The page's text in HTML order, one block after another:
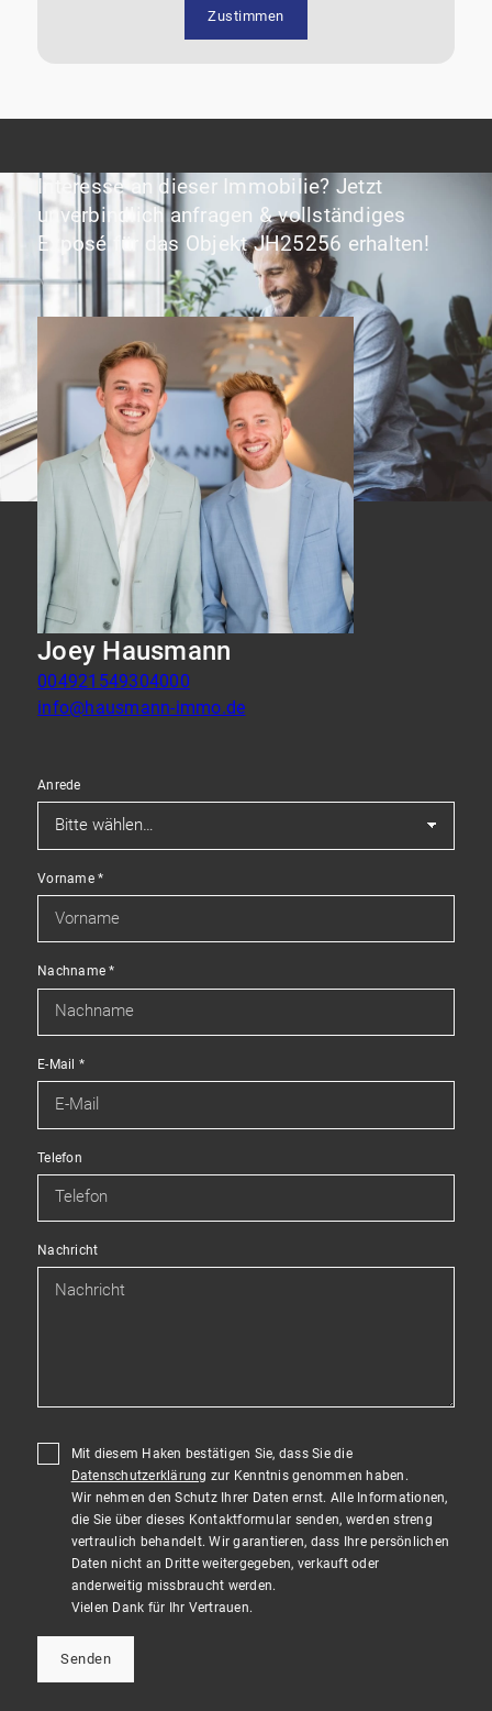
Zustimmen
Interesse an dieser Immobilie? Jetzt
unverbindlich anfragen & vollständiges
Exposé für das Objekt JH25256 erhalten!
Joey Hausmann
004921549304000
info@hausmann-immo.de
Anrede
Vorname*
Nachname*
E-Mail *
Telefon
Nachricht
Mit diesem Haken bestätigen Sie, dass Sie die
Datenschutzerklärung zur Kenntnis genommen haben.
Wir nehmen den Schutz Ihrer Daten ernst. Alle Informationen,
die Sie über dieses Kontaktformular senden, werden streng
vertraulich behandelt. Wir garantieren, dass Ihre persönlichen
Daten nicht an Dritte weitergegeben, verkauft oder
anderweitig missbraucht werden.
Vielen Dank für Ihr Vertrauen.
Senden